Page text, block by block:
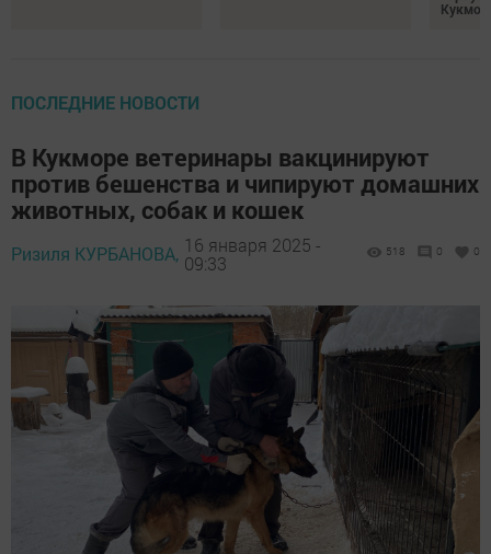
ПОСЛЕДНИЕ НОВОСТИ
В Кукморе ветеринары вакцинируют
против бешенства и чипируют домашних
животных, собак и кошек
Ризиля КУРБАНОВА, 16 января 2025 -
09:33
518 0 0